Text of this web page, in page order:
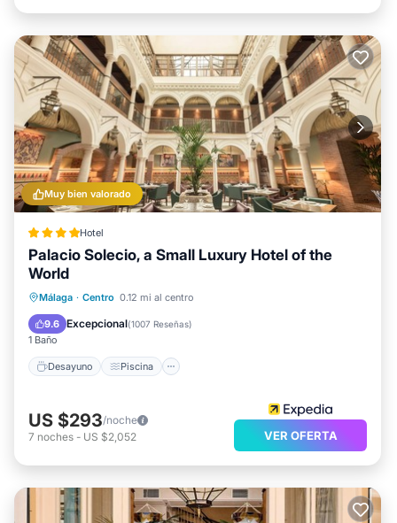
Muy bien valorado
Hotel
Palacio Solecio, a Small Luxury Hotel of the
World
Málaga · Centro 0.12 mi al centro
9.6 Excepcional(1007 Reseñas)
1 Baño
Desayuno Piscina
Desayuno Piscina
Cocina
US $293/noche
7 noches - US $2,052 VER OFERTA